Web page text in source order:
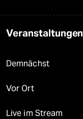
Veranstaltungen
Demnächst
Vor Ort
Live im Stream